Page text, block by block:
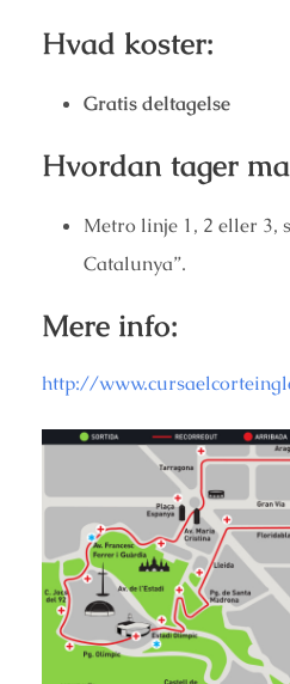
Hvad koster:
Gratis deltagelse
Hvordan tager
Metro linje 1, 2 eller 3,
Catalunya”.
Mere info:
http://